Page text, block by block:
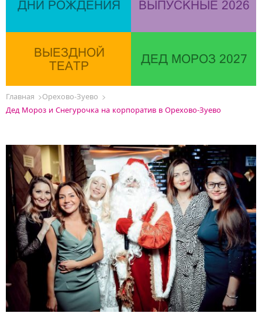
ДНИ РОЖДЕНИЯ ВЫПУСКНЫЕ 2026
ВЫЕЗДНОЙ
ТЕАТР
ДЕД МОРОЗ 2027
Главная
Орехово-Зуево
Дед Мороз и Снегурочка на корпоратив в Орехово-Зуево